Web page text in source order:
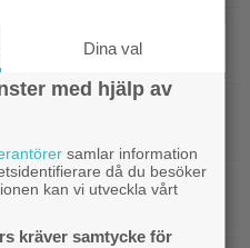
bästa film”
in en snubbe i en
får LA att titta upp
Dina val
med hjälp av
samlar information
då du besöker
kan vi utveckla vårt
kräver samtycke för